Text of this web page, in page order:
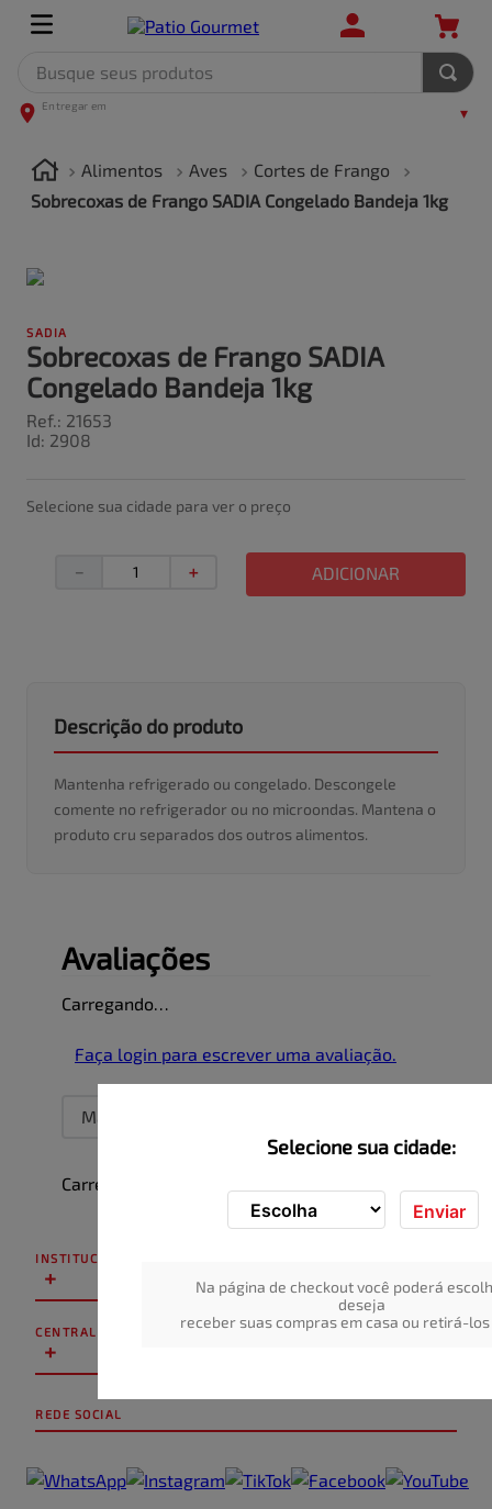
Selecione sua cidade:
Enviar
Na página de checkout você poderá
deseja
receber suas compras em casa ou retirá-
Alimentos Aves
Cortes de Frango
Sobrecoxas de Frango SADIA Congelado Bandeja 1kg
SADIA
Sobrecoxas de Frango SADIA
Congelado Bandeja 1kg
Ref. : 21653
Id: 2908
Selecione sua cidade para ver o preço
＋
－ ADICIONAR
Descrição do produto
Mantenha refrigerado ou congelado. Descongele
comente no refrigerador ou no microondas. Mantena o
produto cru separados dos outros alimentos.
Avaliações
Carregando…
Faça login para escrever uma avaliação.
Mais recentes
Carregando avaliações…
INSTITUCIONAL
+
CENTRAL DE ATENDIMENTO
+
REDE SOCIAL
TERMOS MAIS BUSCADOS
2º